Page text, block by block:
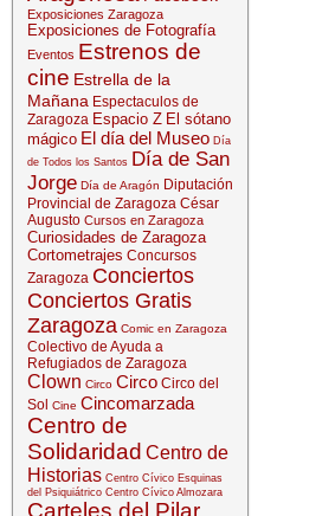
Exposiciones Zaragoza
Exposiciones de Fotografía
Eventos Estrenos de
cine Estrella de la
Mañana Espectaculos de
Zaragoza Espacio Z El sótano
mágico El día del Museo Día
de Todos los Santos Día de San
Jorge Día de Aragón Diputación
Provincial de Zaragoza César
Augusto Cursos en Zaragoza
Curiosidades de Zaragoza
Cortometrajes Concursos
Zaragoza Conciertos
Conciertos Gratis
Zaragoza Comic en Zaragoza
Colectivo de Ayuda a
Refugiados de Zaragoza
Clown Circo Circo Circo del
Sol Cine Cincomarzada
Centro de
Solidaridad Centro de
Historias Centro Cívico Esquinas
del Psiquiátrico Centro Cívico Almozara
Carteles del Pilar